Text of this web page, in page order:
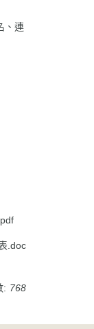
、連
.doc
: 768